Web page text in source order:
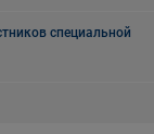
специальной